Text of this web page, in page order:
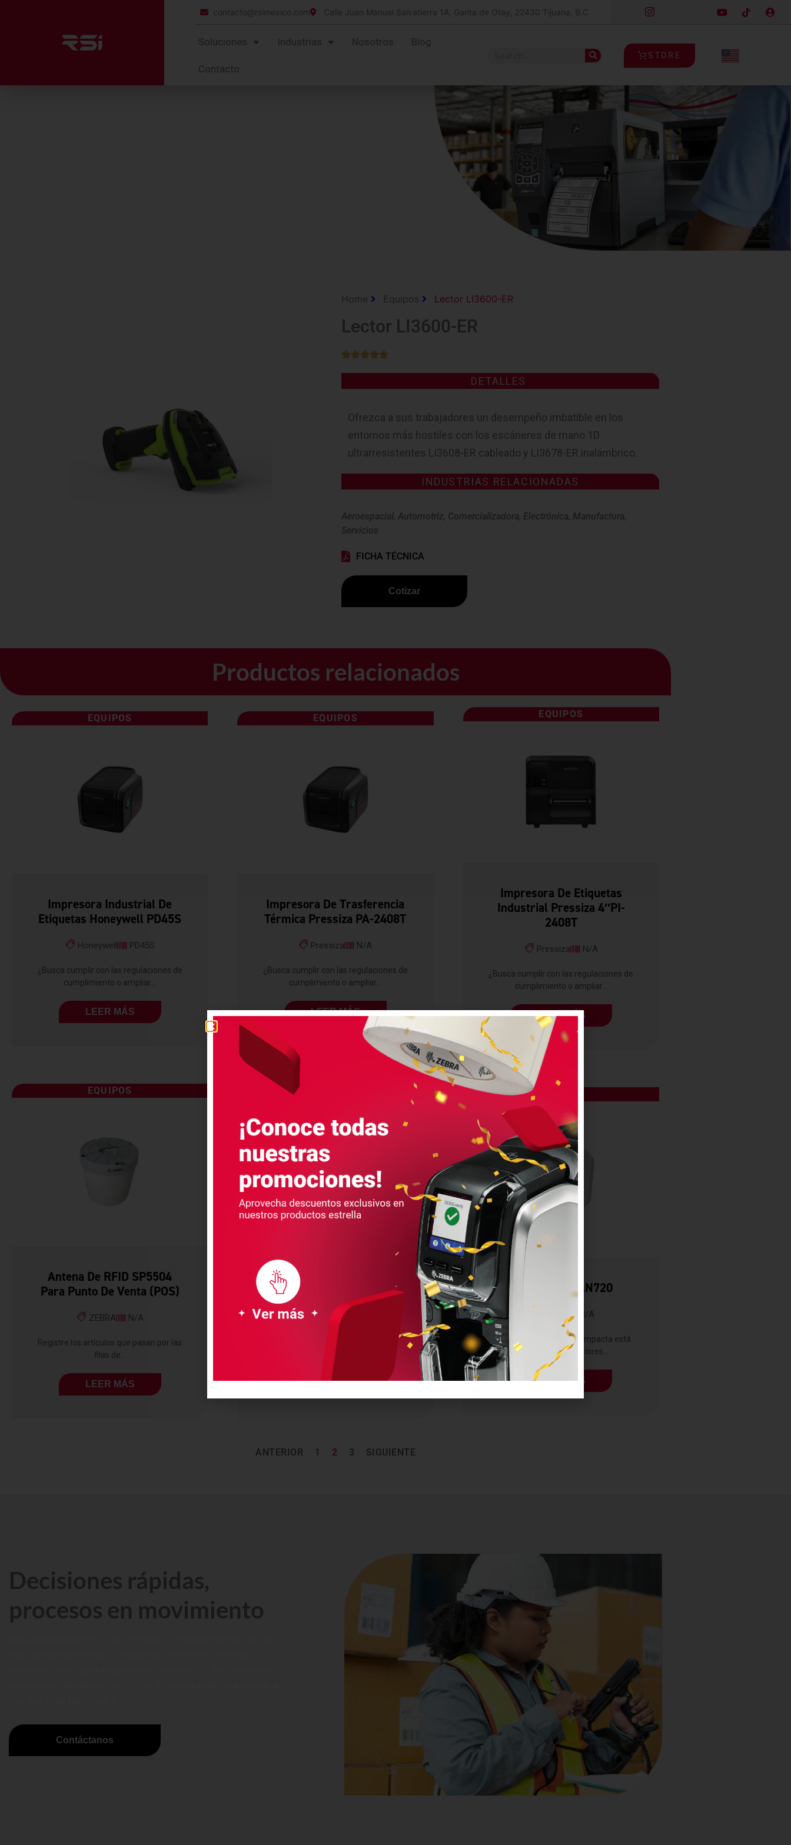
contacto@rsimexico.com Calle Juan Manuel Salvatierra 1A, Garita de Otay, 22430 Tijuana, B.C
Soluciones Industrias Nosotros Blog
Contacto
STORE
Home Equipos Lector LI3600-ER
Lector LI3600-ER

DETALLES
Ofrezca a sus trabajadores un desempeño imbatible en los
entornos más hostiles con los escáneres de mano 1D
ultrarresistentes LI3608-ER cableado y LI3678-ER inalámbrico.
INDUSTRIAS RELACIONADAS
Aeroespacial, Automotriz, Comercializadora, Electrónica, Manufactura,
Servicios
FICHA TÉCNICA
Cotizar
Productos relacionados
EQUIPOS
Impresora Industrial De
Etiquetas Honeywell PD45S
Honeywell PD45S
¿Busca cumplir con las regulaciones de
cumplimiento o ampliar...
LEER MÁS
EQUIPOS
Impresora De Trasferencia
Térmica Pressiza PA-2408T
Pressiza N/A
¿Busca cumplir con las regulaciones de
cumplimiento o ampliar...
LEER MÁS
EQUIPOS
Impresora De Etiquetas
Industrial Pressiza 4″PI-
2408T
Pressiza N/A
¿Busca cumplir con las regulaciones de
cumplimiento o ampliar...
LEER MÁS
EQUIPOS
Antena De RFID SP5504
Para Punto De Venta (POS)
ZEBRA N/A
Registre los artículos que pasan por las
filas de...
LEER MÁS
Antena De RFID SR5502
Para Trastienda Y Almacén
ZEBRA
Detecte y registre el movimiento del
inventario con etiquetas...
LEER MÁS
Antena RFID AN720
N/A
La antena RFID AN720 compacta está
diseñada para interiores...
LEER MÁS
ANTERIOR 1 2 3 SIGUIENTE
Decisiones rápidas,
procesos en movimiento
Contáctanos